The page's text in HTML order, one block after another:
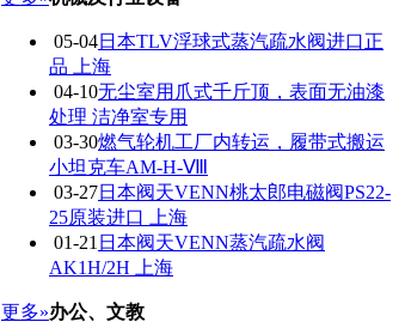
05-04日本TLV浮球式蒸汽疏水阀进口正
品 上海
04-10无尘室用爪式千斤顶，表面无油漆
处理 洁净室专用
03-30燃气轮机工厂内转运，履带式搬运
小坦克车AM-H-Ⅷ
03-27日本阀天VENN桃太郎电磁阀PS22-
25原装进口 上海
01-21 日本阀天VENN蒸汽疏水阀
AK1H/2H 上海
更多»办公、文教